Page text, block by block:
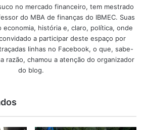
no mercado financeiro, tem mestrado
do MBA de finanças do IBMEC. Suas
economia, história e, claro, política, onde
a participar deste espaço por
linhas no Facebook, o que, sabe-
razão, chamou a atenção do organizador
do blog.